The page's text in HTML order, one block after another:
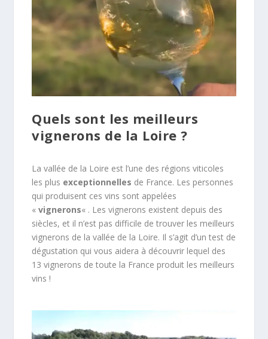
Quels sont les meilleurs
vignerons de la Loire ?
La vallée de la Loire est l’une des régions viticoles
les plus exceptionnelles de France. Les personnes
qui produisent ces vins sont appelées
«vignerons« . Les vignerons existent depuis des
siècles, et il n’est pas difficile de trouver les meilleurs
vignerons de la vallée de la Loire. Il s’agit d’un test de
dégustation qui vous aidera à découvrir lequel des
13 vignerons de toute la France produit les meilleurs
vins !